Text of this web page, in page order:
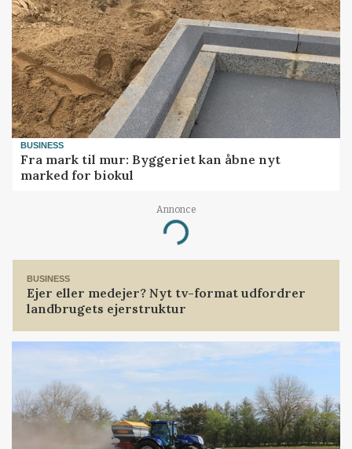
BUSINESS
Fra mark til mur: Byggeriet kan åbne nyt
marked for biokul
Annonce
Loading...
BUSINESS
Ejer eller medejer? Nyt tv-format udfordrer
landbrugets ejerstruktur